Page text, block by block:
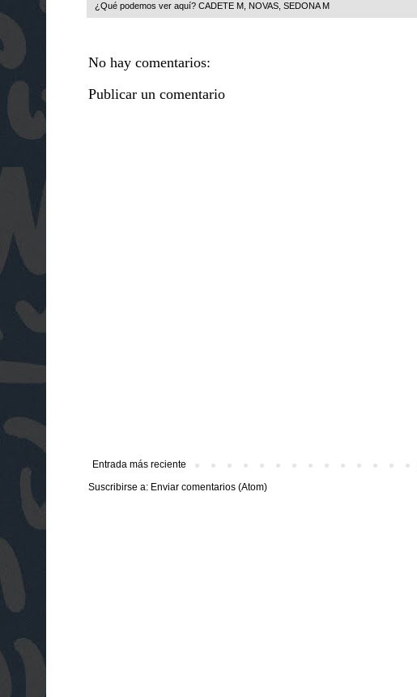
¿Qué podemos ver aquí? CADETE M NOVAS SEDONA M
No hay comentarios:
Publicar un comentario
Entrada más reciente
Suscribirse a: Enviar comentarios (Atom)